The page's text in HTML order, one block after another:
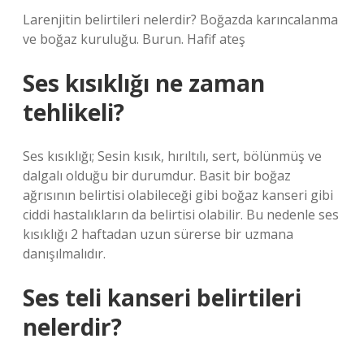
Larenjitin belirtileri nelerdir? Boğazda karıncalanma
ve boğaz kuruluğu. Burun. Hafif ateş
Ses kısıklığı ne zaman
tehlikeli?
Ses kısıklığı; Sesin kısık, hırıltılı, sert, bölünmüş ve
dalgalı olduğu bir durumdur. Basit bir boğaz
ağrısının belirtisi olabileceği gibi boğaz kanseri gibi
ciddi hastalıkların da belirtisi olabilir. Bu nedenle ses
kısıklığı 2 haftadan uzun sürerse bir uzmana
danışılmalıdır.
Ses teli kanseri belirtileri
nelerdir?